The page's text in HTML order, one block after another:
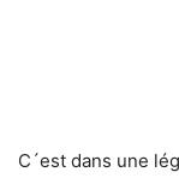
C´est dans une